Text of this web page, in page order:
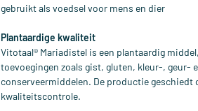
gebruikt als voedsel voor mens en dier
Plantaardige kwaliteit
Vitotaal® Mariadistel is een plantaardig
toevoegingen zoals gist, gluten, kleur-, geur-
conserveermiddelen. De productie geschiedt
kwaliteitscontrole.